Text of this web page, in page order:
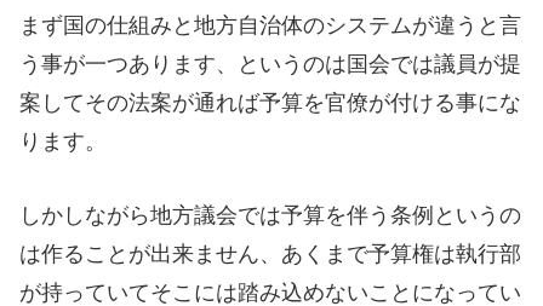
まず国の仕組みと地方自治体のシステムが違うと言
う事が一つあります、というのは国会では議員が提
案してその法案が通れば予算を官僚が付ける事にな
ります。
しかしながら地方議会では予算を伴う条例というの
は作ることが出来ません、あくまで予算権は執行部
が持っていてそこには踏み込めないことになってい